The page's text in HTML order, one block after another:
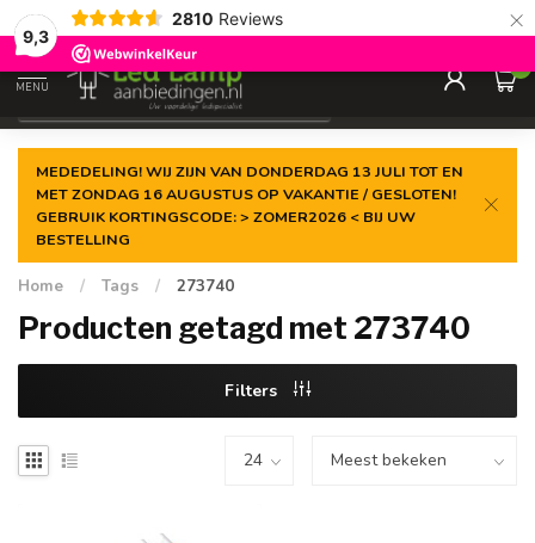
9,3
2810 Reviews ×
Gegarandeerde delaagste prijs
MENU
0
MEDEDELING! WIJ ZIJN VAN DONDERDAG 13 JULI TOT EN
MET ZONDAG 16 AUGUSTUS OP VAKANTIE / GESLOTEN!
GEBRUIK KORTINGSCODE: > ZOMER2026 < BIJ UW
BESTELLING
Home / Tags / 273740
Producten getagd met 273740
Filters